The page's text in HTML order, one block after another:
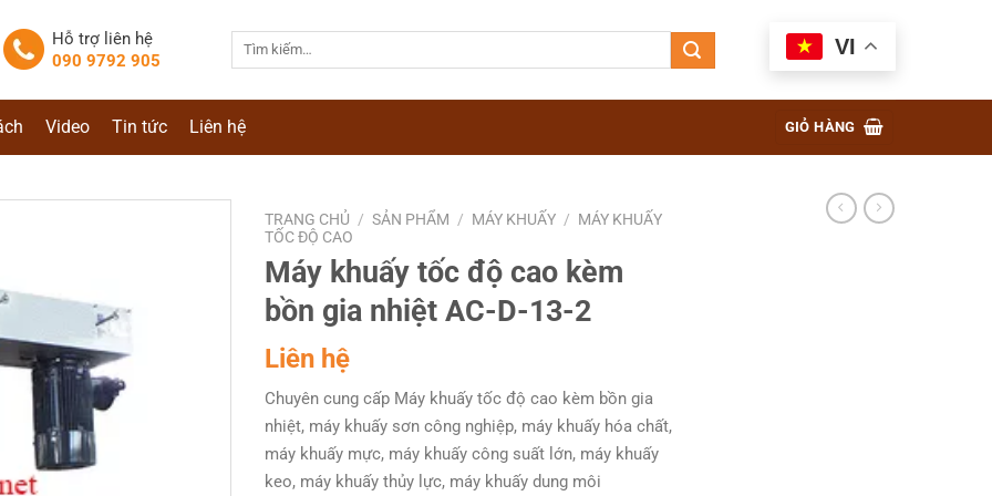
Hỗ trợ liên hệ
090 9792 905
VI
Video Tin tức Liên hệ GIỎ HÀNG
TRANG CHỦ / SẢN PHẨM / MÁY KHUẤY / MÁY KHUẤY
TỐC ĐỘ CAO
Máy khuấy tốc độ cao kèm
bồn gia nhiệt AC-D-13-2
Liên hệ
Chuyên cung cấp Máy khuấy tốc độ cao kèm bồn gia
nhiệt, máy khuấy sơn công nghiệp, máy khuấy hóa chất,
máy khuấy mực, máy khuấy công suất lớn, máy khuấy
keo, máy khuấy thủy lực, máy khuấy dung môi